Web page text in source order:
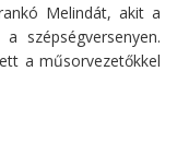
Melindát, akit a
szépségversenyen.
a műsorvezetőkkel